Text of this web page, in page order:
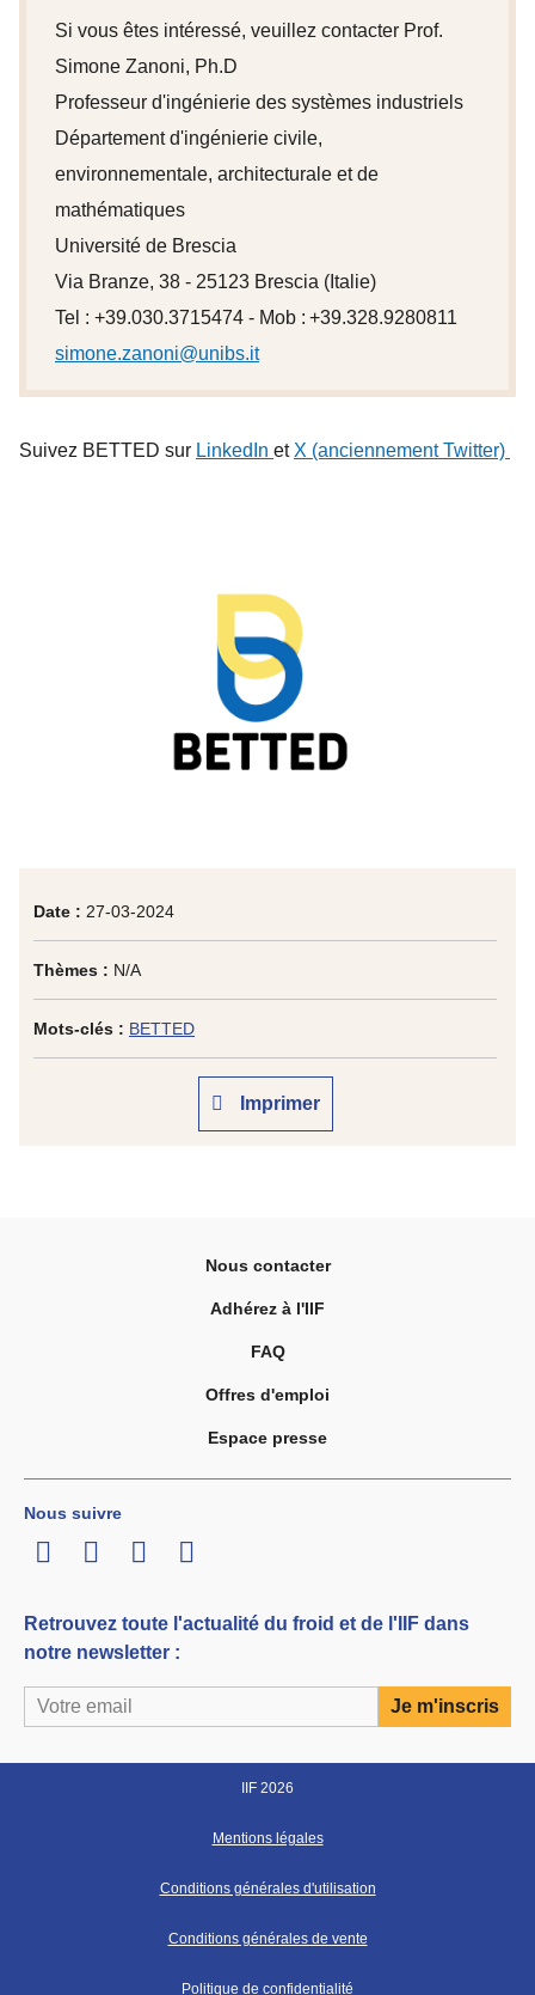
Date : 27-03-2024
Thèmes : N/A
Mots-clés : BETTED
Imprimer
Si vous êtes intéressé, veuillez contacter Prof.
Simone Zanoni, Ph.D
Professeur d'ingénierie des systèmes industriels
Département d'ingénierie civile,
environnementale, architecturale et de
mathématiques
Université de Brescia
Via Branze, 38 - 25123 Brescia (Italie)
Tel : +39.030.3715474 - Mob : +39.328.9280811
simone.zanoni@unibs.it
Suivez BETTED sur LinkedIn et X (anciennement Twitter)
Nous contacter
Adhérez à l'IIF
FAQ
Offres d'emploi
Espace presse
Nous suivre
LinkedInTwitterFacebook
Youtube
Retrouvez toute l'actualité du froid et de l'IIF dans
notre newsletter :
IIF 2026
Mentions légales
Conditions générales d'utilisation
Conditions générales de vente
Politique de confidentialité